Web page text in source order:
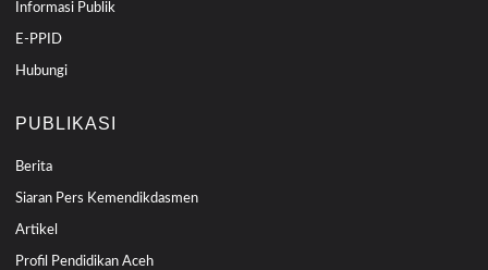
Informasi Publik
E-PPID
Hubungi
PUBLIKASI
Berita
Siaran Pers Kemendikdasmen
Artikel
Profil Pendidikan Aceh